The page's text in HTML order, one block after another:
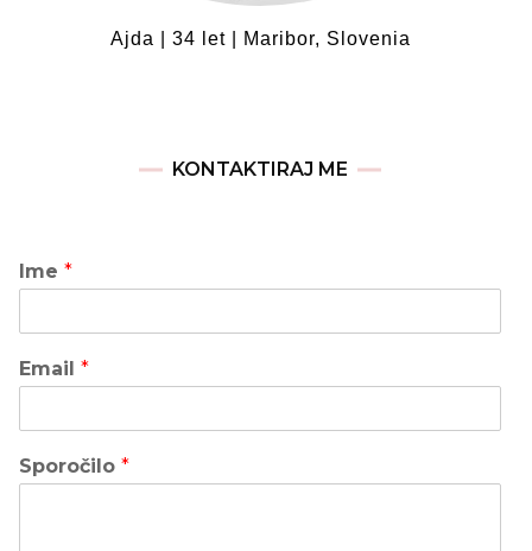
Ajda | 34 let | Maribor, Slovenia
KONTAKTIRAJ ME
Ime *
Email *
Sporočilo *